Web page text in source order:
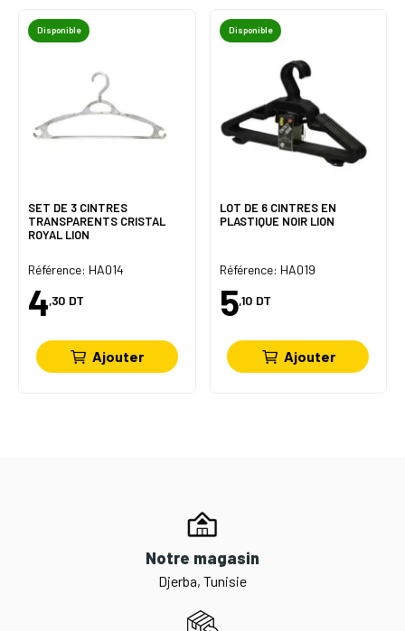
Disponible
SET DE 3 CINTRES
TRANSPARENTS CRISTAL
ROYAL LION
Référence: HA014
4,30 DT
Ajouter
Disponible
LOT DE 6 CINTRES EN
PLASTIQUE NOIR LION
Référence: HA019
5,10 DT
Ajouter
Notre magasin
Djerba, Tunisie